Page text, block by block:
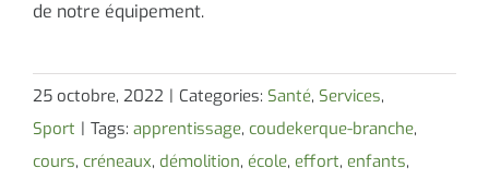
de notre équipement.
25 octobre, 2022 | Categories: Santé, Services,
Sport | Tags: apprentissage, coudekerque-branche,
cours, créneaux, démolition, école, effort, enfants,